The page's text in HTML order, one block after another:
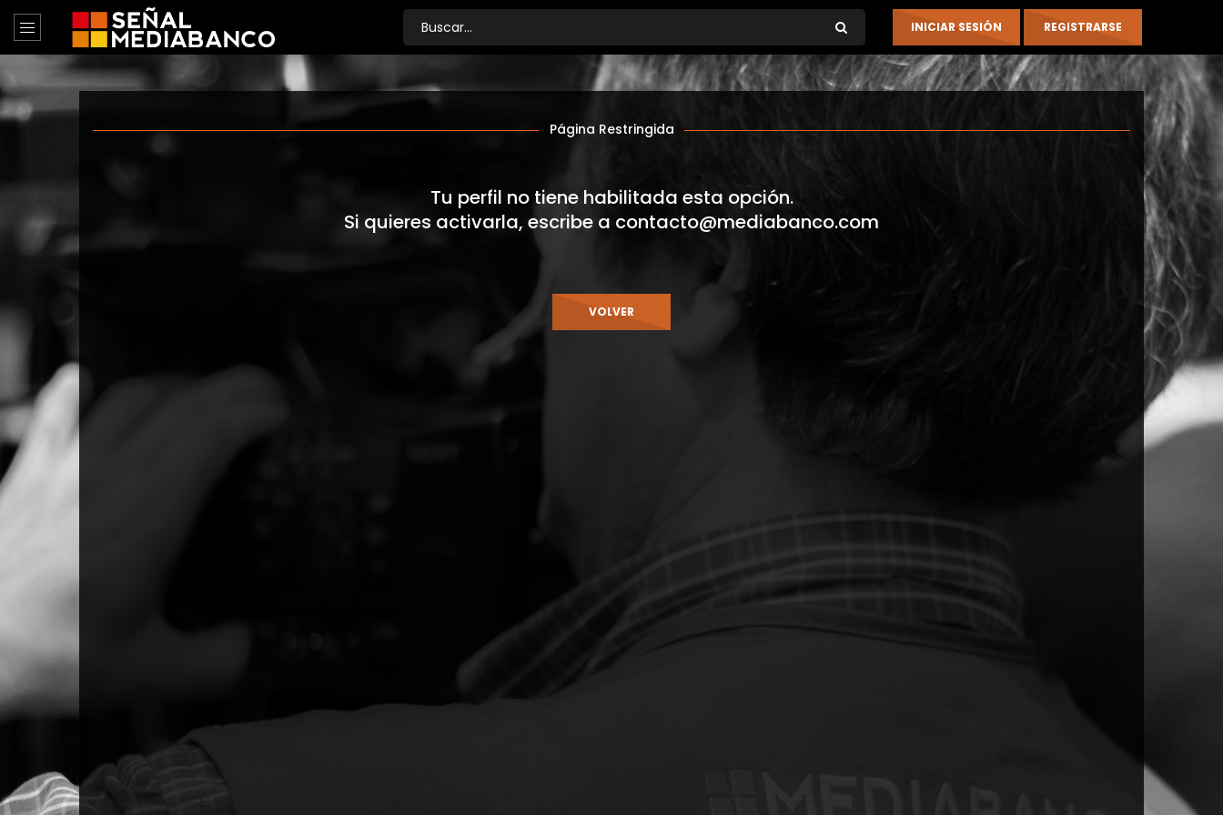
Página Restringida
Tu perfil no tiene habilitada esta opción.
Si quieres activarla, escribe a contacto@mediabanco.com